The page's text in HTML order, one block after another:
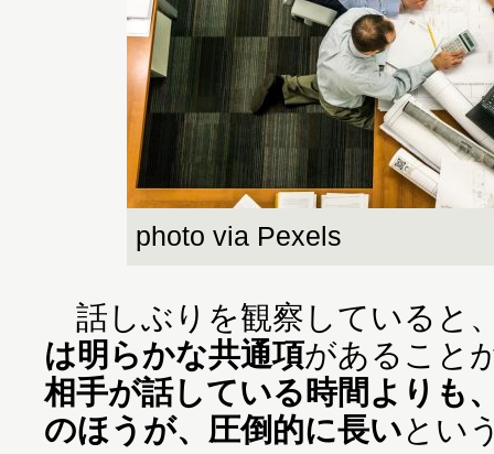
photo via Pexels
話しぶりを観察していると
は明らかな共通項があること
相手が話している時間よりも
のほうが、圧倒的に長いとい